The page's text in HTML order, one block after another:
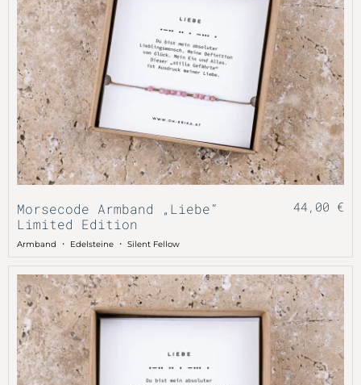
Morsecode Armband „Liebe“
Limited Edition
44,00 €
Armband ・ Edelsteine ・ Silent Fellow